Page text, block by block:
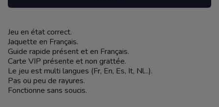
Description
Jeu en état correct.
Jaquette en Français.
Guide rapide présent et en Français.
Carte VIP présente et non grattée.
Le jeu est multi langues (Fr, En, Es, It, Nl...).
Pas ou peu de rayures.
Fonctionne sans soucis.